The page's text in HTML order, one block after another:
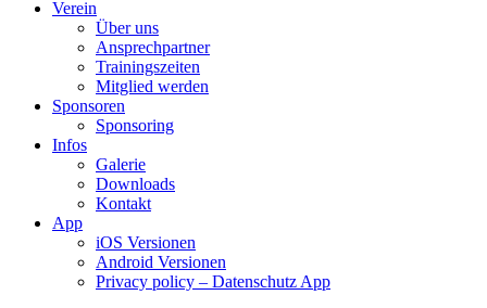
Verein
Über uns
Ansprechpartner
Trainingszeiten
Mitglied werden
Sponsoren
Sponsoring
Infos
Galerie
Downloads
Kontakt
App
iOS Versionen
Android Versionen
Privacy policy – Datenschutz App